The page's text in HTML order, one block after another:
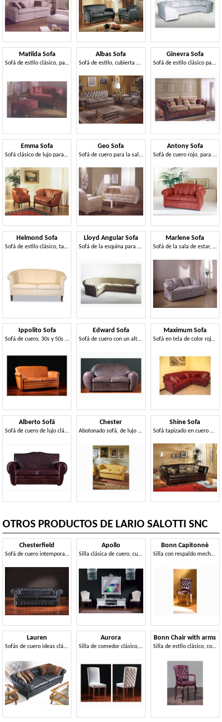
Matilda Sofa
Sofá de estilo clásico, para la recepción y sala de estar
Albas Sofa
Sofá de estilo, cubierta en cuero, almohadas de plumas de ganso
Ginevra Sofa
Sofá de estilo clásico para la sala de estar
Emma Sofa
Sofá clásico de lujo para salas de estar y hotel
Geo Sofa
Sofá de cuero para la sala de estar y sala de espera
Antony Sofa
Sofá de cuero rojo, para hotel de estilo clásico
Helmond Sofa
Sofá de estilo clásico, tapizado en cuero, para la recepción
Lloyd Angular Sofa
Sofá de la esquina para grandes salas de estar, estilo clásico
Marlene Sofa
Sofá de la sala de estar, con tapicería de tela extraíble
Ippolito Sofa
Sofá de cuero, 30s y 50s estilo
Edward Sofa
Sofá de cuero con un alto nivel de acabados artesanales
Maximum Sofa
Sofá en tela de color rojo, para uso residencial
Alberto Sofá
Sofá de cuero de lujo clásico, para diversos entornos
Chester
Abotonado sofá, de lujo clásico salón, en piel
Shine Sofa
Sofá tapizado en cuero marrón, para la sala
OTROS PRODUCTOS DE LARIO SALOTTI SNC
Chesterfield
Sofá de cuero intemporal adecuado para entornos de oficina y residenciales
Lauren
Sofás de cuero ideas clásicas de villas
Apollo
Silla clásica de cuero, cubierta personalizable
Aurora
Silla de comedor clásico, con capitonné en el dorso
Bonn Capitonnè
Silla con respaldo mechones, para los comedores
Bonn Chair with arms
Silla de estilo clásico, con brazos, para Hotel